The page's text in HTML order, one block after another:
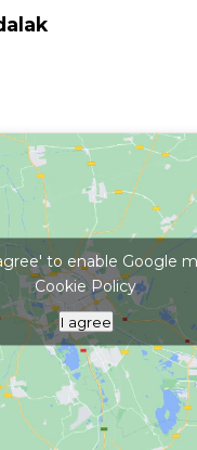
a térkép
to enable Google
Cookie Policy
I agree